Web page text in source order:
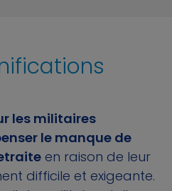
les militaires
le manque de
en raison de leur
difficile et exigeante.